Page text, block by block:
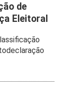
de
Eleitoral